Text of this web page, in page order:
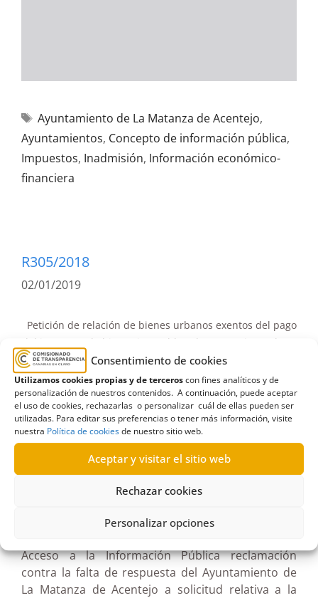
Consentimiento de cookies
Utilizamos cookies propias y de terceroscon fines analíticos y de
personalización de nuestros contenidos. A continuación, puede aceptar
el uso de cookies, rechazarlas o personalizar cuál de ellas pueden ser
utilizadas. Para editar sus preferencias o tener más información, visite
nuestra Política de cookiesde nuestro sitio web.
Aceptar y visitar el sitio web
Rechazar cookies
Personalizar opciones
Ayuntamiento de La Matanza de Acentejo,
Ayuntamientos, Concepto de información pública,
Impuestos, Inadmisión, Información económico-
financiera
R305/2018
02/01/2019
Petición de relación de bienes urbanos exentos del pago
del impuesto de bienes inmuebles al Ayuntamiento de La
Matanza| Inadmisión
Resolución de inadmisión de solicitud
de información al Ayuntamiento de La
Matanza de Acentejo relativa a
relación de bienes urbanos que estén
exentos del pago del impuesto de
Acceso a la Información Pública reclamación
contra la falta de respuesta del Ayuntamiento de
La Matanza de Acentejo a solicitud relativa a la